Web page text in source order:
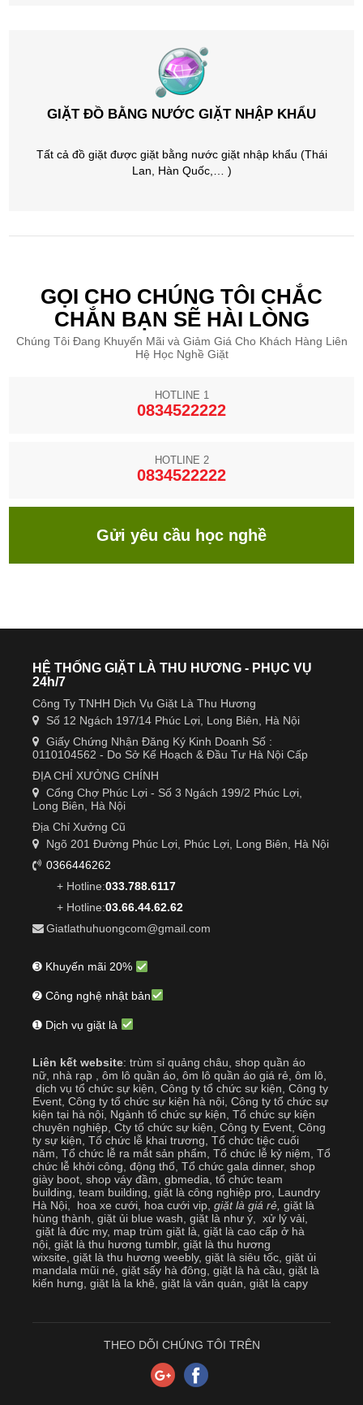
GIẶT ĐỒ BẰNG NƯỚC GIẶT NHẬP KHẨU
Tất cả đồ giặt được giặt bằng nước giặt nhập khẩu (Thái
Lan, Hàn Quốc,… )
GỌI CHO CHÚNG TÔI CHẮC
CHẮN BẠN SẼ HÀI LÒNG
Chúng Tôi Đang Khuyến Mãi và Giảm Giá Cho Khách Hàng Liên
Hệ Học Nghề Giặt
HOTLINE 1
0834522222
HOTLINE 2
0834522222
Gửi yêu cầu học nghề
HỆ THỐNG GIẶT LÀ THU HƯƠNG - PHỤC VỤ
24h/7
Công Ty TNHH Dịch Vụ Giặt Là Thu Hương
Số 12 Ngách 197/14 Phúc Lợi, Long Biên, Hà Nội
Giấy Chứng Nhận Đăng Ký Kinh Doanh Số :
0110104562 - Do Sở Kế Hoạch & Đầu Tư Hà Nội Cấp
ĐỊA CHỈ XƯỞNG CHÍNH
Cổng Chợ Phúc Lợi - Số 3 Ngách 199/2 Phúc Lợi,
Long Biên, Hà Nội
Địa Chỉ Xưởng Cũ
Ngõ 201 Đường Phúc Lợi, Phúc Lợi, Long Biên, Hà Nội
0366446262
+ Hotline:033.788.6117
+ Hotline:03.66.44.62.62
Giatlathuhuongcom@gmail.com
➌ Khuyến mãi 20%
➋ Công nghệ nhật bản
➊ Dịch vụ giặt là
Liên kết website: trùm sỉ quảng châu shop quần áo
nữ nhà rạp ôm lô quần áo ôm lô quần áo giá rẻ ôm lô
dịch vụ tổ chức sự kiện Công ty tổ chức sự kiện Công ty
Event Công ty tổ chức sự kiện hà nội Công ty tổ chức sự
kiện tại hà nội Ngành tổ chức sự kiện Tổ chức sự kiện
chuyên nghiệp Cty tổ chức sự kiện Công ty Event Công
ty sự kiện Tổ chức lễ khai trương Tổ chức tiệc cuối
năm Tổ chức lễ ra mắt sản phẩm Tổ chức lễ kỷ niệm Tổ
chức lễ khởi công, động thổ Tổ chức gala dinner, shop
giày boot shop váy đầm gbmedia tổ chức team
building team building giặt là công nghiệp pro Laundry
Hà Nội
hoa xe cưới hoa cưới vip giặt là giá rẻ giặt là
hùng thành giặt ủi blue wash giặt là như ý xử lý vải
giặt là đức my, map trùm giặt là giặt là cao cấp ở hà
nội giặt là thu hương tumblr, giặt là thu hương
wixsite giặt là thu hương weebly, giặt là siêu tốc giặt ủi
mandala mũi né giặt sấy hà đông giặt là hà cầu giặt là
kiến hưng giặt là la khê giặt là văn quán giặt là capy
THEO DÕI CHÚNG TÔI TRÊN